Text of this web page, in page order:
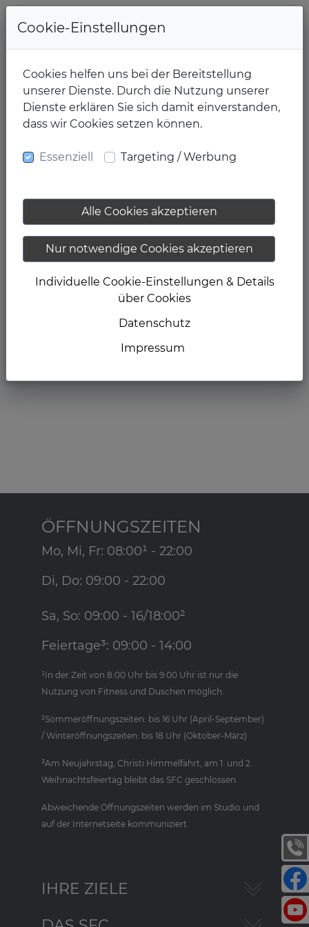
19.06.2018
Öffnungszeiten
01.07.2018 -
31.08.2018
Öffnungszeiten 01.07.2018 - 31.08.2018
IHRE ZIELE
ÖFFNUNGSZEITEN
Mo, Mi, Fr: 08:00¹ - 22:00
Di, Do: 09:00 - 22:00
Sa, So: 09:00 - 16/18:00²
Feiertage³: 09:00 - 14:00
¹In der Zeit von 8:00 Uhr bis 9:00 Uhr ist nur die
Nutzung von Fitness und Duschen möglich.
²Sommeröffnungszeiten: bis 16 Uhr (April-September)
/ Winteröffnungszeiten: bis 18 Uhr (Oktober-März)
³Am Neujahrstag, Christi Himmelfahrt, am 1. und 2.
Weihnachtsfeiertag bleibt das SFC geschlossen.
Abweichende Öffnungszeiten werden im Studio und
auf der Internetseite kommuniziert.
Cookie-Einstellungen
Cookies helfen uns bei der Bereitstellung
unserer Dienste. Durch die Nutzung unserer
Dienste erklären Sie sich damit einverstanden,
dass wir Cookies setzen können.
Essenziell Targeting / Werbung
Alle Cookies akzeptieren
Nur notwendige Cookies akzeptieren
Individuelle Cookie-Einstellungen & Details
über Cookies
Datenschutz
Impressum